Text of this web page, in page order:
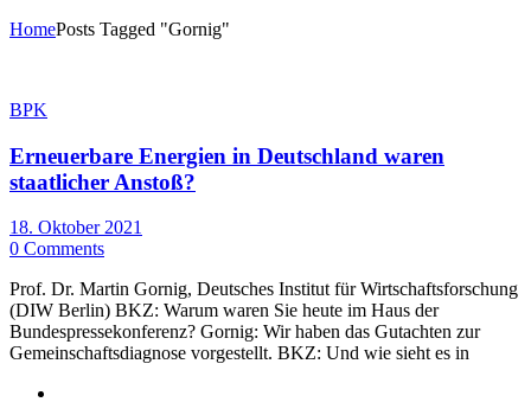
HomePosts Tagged "Gornig"
BPK
Erneuerbare Energien in Deutschland waren
staatlicher Anstoß?
18. Oktober 2021
0 Comments
Prof. Dr. Martin Gornig, Deutsches Institut für Wirtschaftsforschung
(DIW Berlin) BKZ: Warum waren Sie heute im Haus der
Bundespressekonferenz? Gornig: Wir haben das Gutachten zur
Gemeinschaftsdiagnose vorgestellt. BKZ: Und wie sieht es in